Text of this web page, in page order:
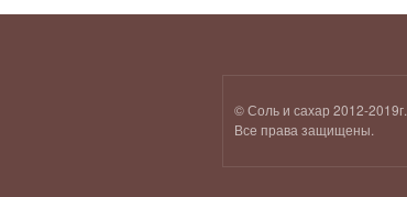
© Соль и сахар 2012-2019г.
Все права защищены.